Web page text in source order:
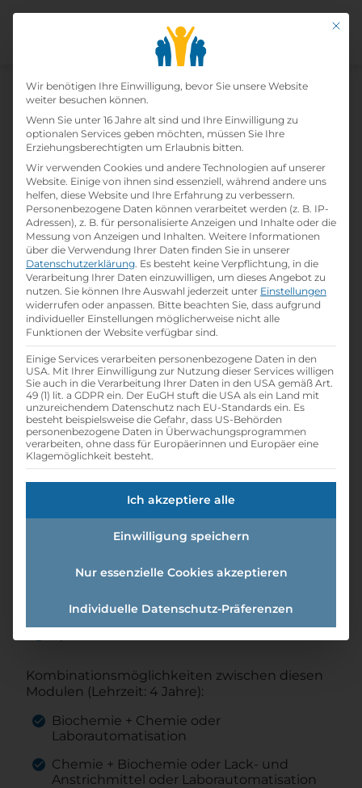
Labortechniker - Hauptmodul
Biochemie
Home»Lehrberufe»Labortechniker -
Hauptmodul Biochemie
Lehrlingseinkomm
en
schedule Dauer:
4 Jahr(e)
star Popularität:
Gleichbleibend
euro Einstiegsgehalt nach der Lehre:
Ältere Berufsbezeichnungen:
und Anstrichmittel
Kombinationsmöglichkeiten zwischen diesen
Modulen (Lehrzeit: 4 Jahre):
Biochemie + Chemie oder
Laborautomatisation
Chemie + Biochemie oder Lack- und
Anstrichmittel oder Laborautomatisation
Mit
Datenschutz-
Wir benötigen Ihre Einwilligung, bevor Sie unsere Website
weiter besuchen können.
Wenn Sie unter 16 Jahre alt sind und Ihre Einwilligung zu
optionalen Services geben möchten, müssen Sie Ihre
Erziehungsberechtigten um Erlaubnis bitten.
Wir verwenden Cookies und andere Technologien auf unserer
Website. Einige von ihnen sind essenziell, während andere uns
helfen, diese Website und Ihre Erfahrung zu verbessern.
Personenbezogene Daten können verarbeitet werden (z. B. IP-
Adressen), z. B. für personalisierte Anzeigen und Inhalte oder die
Messung von Anzeigen und Inhalten. Weitere Informationen
über die Verwendung Ihrer Daten finden Sie in unserer
Datenschutzerklärung. Es besteht keine Verpflichtung, in die
Verarbeitung Ihrer Daten einzuwilligen, um dieses Angebot zu
nutzen. Sie können Ihre Auswahl jederzeit unter Einstellungen
widerrufen oder anpassen. Bitte beachten Sie, dass aufgrund
individueller Einstellungen möglicherweise nicht alle
Funktionen der Website verfügbar sind.
Einige Services verarbeiten personenbezogene Daten in den
USA. Mit Ihrer Einwilligung zur Nutzung dieser Services willigen
Sie auch in die Verarbeitung Ihrer Daten in den USA gemäß Art.
49 (1) lit. a GDPR ein. Der EuGH stuft die USA als ein Land mit
unzureichendem Datenschutz nach EU-Standards ein. Es
besteht beispielsweise die Gefahr, dass US-Behörden
personenbezogene Daten in Überwachungsprogrammen
verarbeiten, ohne dass für Europäerinnen und Europäer eine
Klagemöglichkeit besteht.
Ich akzeptiere alle
Einwilligung speichern
Nur essenzielle Cookies akzeptieren
Individuelle Datenschutz-Präferenzen